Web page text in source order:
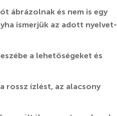
ábrázolnak és nem is egy
ismerjük az adott nyelvet-
a lehetőségeket és
rossz ízlést, az alacsony